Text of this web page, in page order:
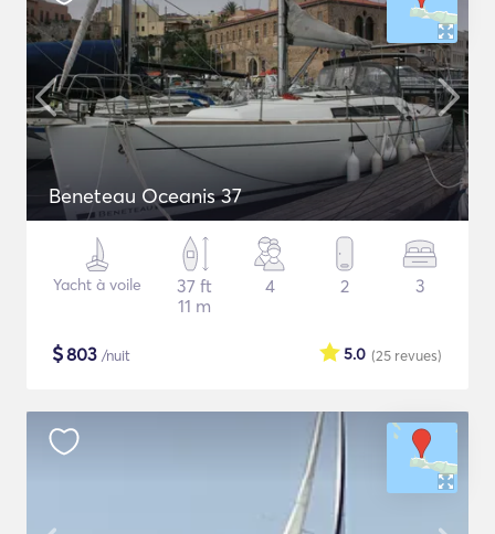
Beneteau Oceanis 37
Yacht à voile
37 ft
11 m
4 2 3
$803 /nuit (25 revues)
5.0